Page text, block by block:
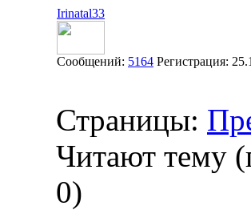
Irinatal33
Сообщений: 5164 Регистрация:
Страницы:
Читают тему
0)